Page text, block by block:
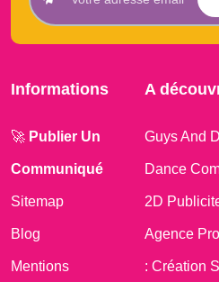
Informations
🚀 Publier Un
Communiqué
Sitemap
Blog
Mentions
A
Guys And
Dance
2D
Agence
: Création